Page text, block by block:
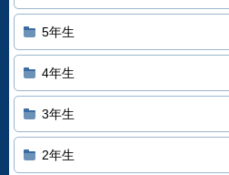
5年生
4年生
3年生
2年生